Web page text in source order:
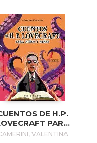
DE H.P.
PARA
NIÑOS Y NIÑAS
VALENTINA